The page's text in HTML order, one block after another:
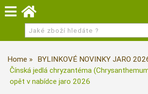
Home
BYLINKOVÉ NOVINKY JARO
Čínská jedlá chryzantéma
opět v nabídce jaro 2026